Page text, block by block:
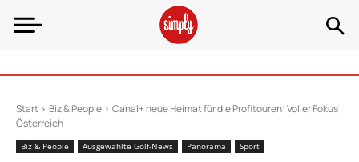
Start Biz & People
Canal+ neue Heimat für die Profitouren: Voller Fokus
Österreich
Biz & People Ausgewählte Golf-News Panorama Sport